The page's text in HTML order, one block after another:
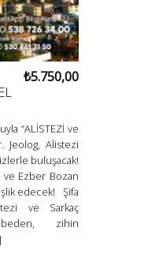
₺5.750,00
“ALİSTEZİ ve
Jeolog, Alistezi
buluşacak!
ve Ezber Bozan
edecek! Şifa
ve Sarkaç
zihin